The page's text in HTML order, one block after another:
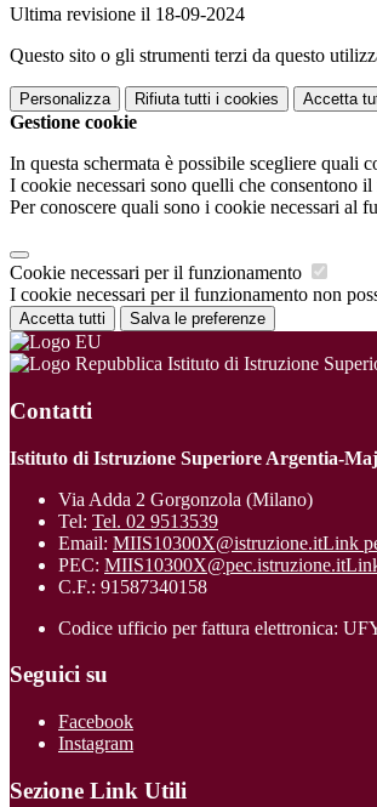
Ultima revisione il 18-09-2024
Questo sito o gli strumenti terzi da questo
Personalizza Rifiuta tutti i cookies Accetta
Gestione cookie
In questa schermata è possibile scegliere quali
I cookie necessari sono quelli che consentono
Per conoscere quali sono i cookie necessari al
Cookie necessari per il funzionamento
I cookie necessari per il funzionamento non
Accetta tutti Salva le preferenze
Istituto di Istruzione
Contatti
Istituto di Istruzione Superiore Argentia-
Via Adda 2 Gorgonzola (Milano)
Tel: Tel. 02 9513539
Email: MIIS10300X@istruzione.itLink
PEC: MIIS10300X@pec.istruzione.it
C.F.: 91587340158
Codice ufficio per fattura elettronica:
Seguici su
Facebook
Instagram
Sezione Link Utili